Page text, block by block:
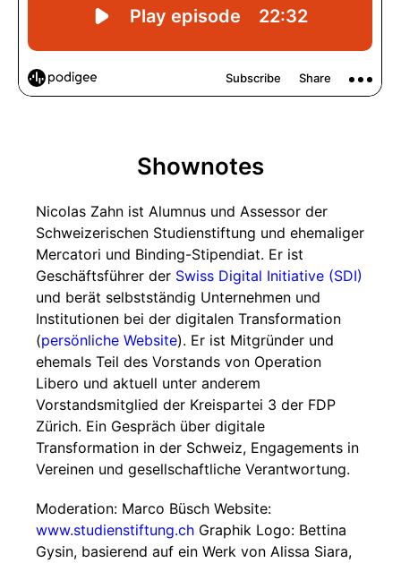
Shownotes
Nicolas Zahn ist Alumnus und Assessor der
Schweizerischen Studienstiftung und ehemaliger
Mercatori und Binding-Stipendiat. Er ist
Geschäftsführer der Swiss Digital Initiative (SDI)
und berät selbstständig Unternehmen und
Institutionen bei der digitalen Transformation
(persönliche Website). Er ist Mitgründer und
ehemals Teil des Vorstands von Operation
Libero und aktuell unter anderem
Vorstandsmitglied der Kreispartei 3 der FDP
Zürich. Ein Gespräch über digitale
Transformation in der Schweiz, Engagements in
Vereinen und gesellschaftliche Verantwortung.
Moderation: Marco Büsch Website:
www.studienstiftung.ch Graphik Logo: Bettina
Gysin, basierend auf ein Werk von Alissa Siara,